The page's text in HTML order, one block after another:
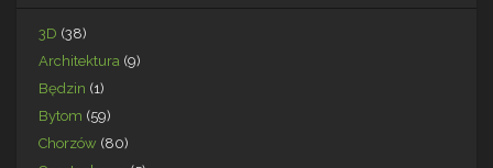
3D (38)
Architektura (9)
Będzin (1)
Bytom (59)
Chorzów (80)